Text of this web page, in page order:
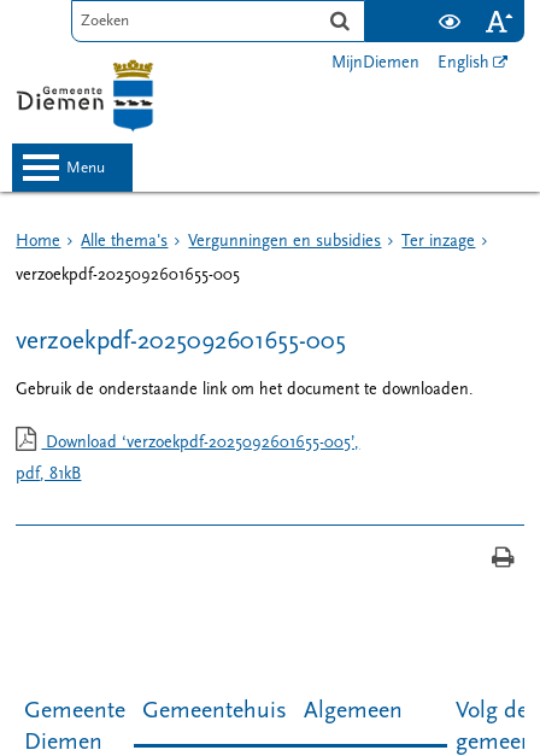
MijnDiemen English
menu
Home Alle thema's Vergunningen en subsidies
Ter inzage
verzoekpdf-2025092601655-005
verzoekpdf-2025092601655-005
Gebruik de onderstaande link om het document te downloaden.
Download ‘verzoekpdf-2025092601655-005’,
pdf, 81kB
Gemeente
Diemen
Gemeentehuis Algemeen
Volg de